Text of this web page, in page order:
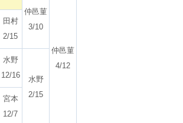
仲邑菫
3/10
仲邑菫
4/12
田村
2/15
水野
12/16
水野
2/15
宮本
12/7